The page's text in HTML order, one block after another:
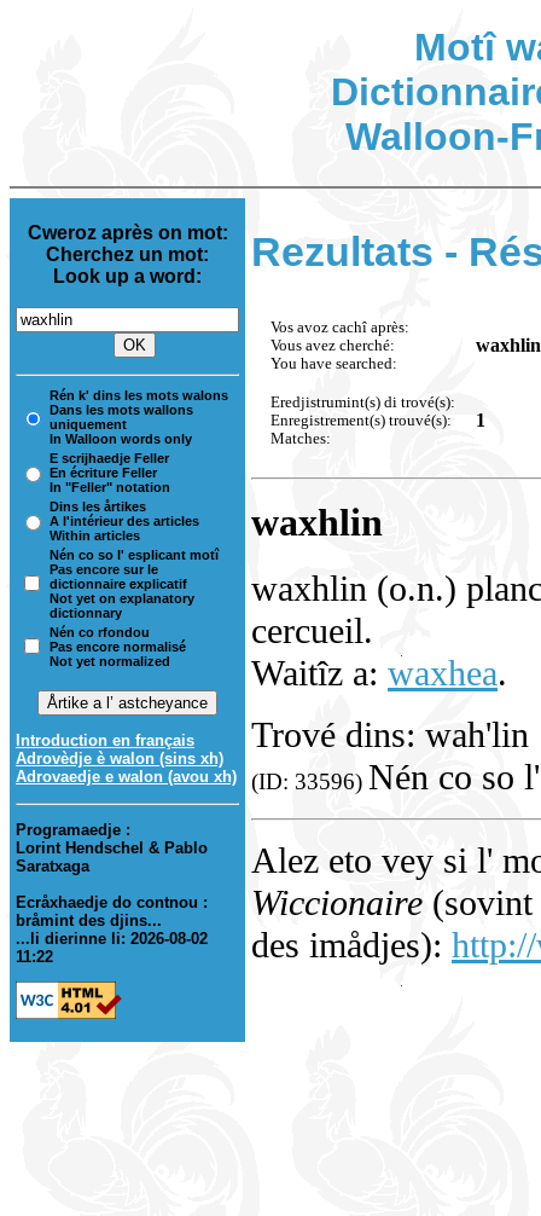
Motî
Walloon-
Cweroz après on mot:
Cherchez un mot:
Look up a word:
Rén k' dins les mots walons
Dans les mots wallons
uniquement
In Walloon words only
E scrijhaedje Feller
En écriture Feller
In "Feller" notation
Dins les årtikes
A l'intérieur des articles
Within articles
Nén co so l' esplicant motî
Pas encore sur le
dictionnaire explicatif
Not yet on explanatory
dictionnary
Nén co rfondou
Pas encore normalisé
Not yet normalized
Introduction en français
Adrovèdje è walon (sins xh)
Adrovaedje e walon (avou xh)
Programaedje :
Lorint Hendschel & Pablo
Saratxaga
Ecråxhaedje do contnou :
bråmint des djins...
...li dierinne li: 2026-08-02
11:22
Rezultats -
Vos avoz cachî après:
Vous avez cherché:
You have searched:
waxhlin
Eredjistrumint(s) di trové(s):
Enregistrement(s) trouvé(s):
Matches:
1
waxhlin
waxhlin (o.n.)
cercueil.
Waitîz a: waxhea.
Trové dins:
(ID: 33596) Nén co so
Alez eto vey si l'
Wiccionaire (sovint
des imådjes):